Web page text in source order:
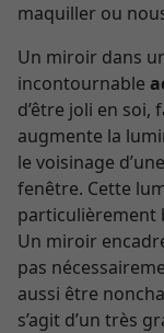
maquiller ou
Un miroir dans
incontournable
d’être joli en
augmente la
le voisinage
fenêtre. Cette
particulièrement
Un miroir
pas
aussi être
s’agit d’un très